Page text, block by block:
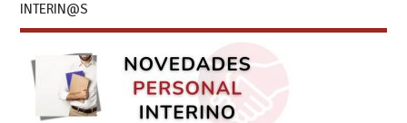
INTERIN@S